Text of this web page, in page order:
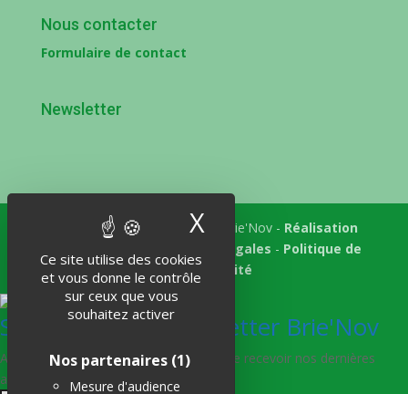
Ce site utilise des cookies
et vous donne le contrôle
sur ceux que vous
souhaitez activer
Nos partenaires (1)
Mesure d'audience
X Masquer le
Nous contacter
Formulaire de contact
Newsletter
Tous droits réservés © 2018 Brie'Nov - Réalisation
Mentions légales - Politique de
confidentialité
S'abonner à la Newsletter Brie'Nov
Abonnez-vous à notre newsletter afin de recevoir nos dernières
actualités.